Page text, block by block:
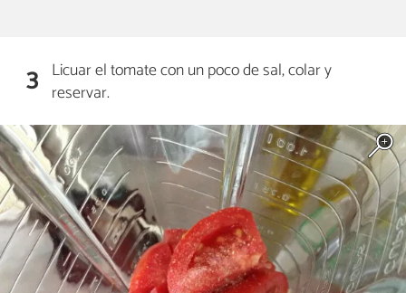
3 Licuar el tomate con un poco de sal, colar y
reservar.